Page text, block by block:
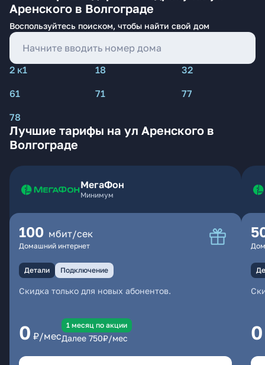
Аренского в Волгограде
Воспользуйтесь поиском, чтобы найти свой дом
2 к1 18
32
61
71
77
78
Лучшие тарифы на ул Аренского в
Волгограде
МегаФон
Минимум
100 мбит/сек
Домашний интернет
Детали Подключение
Скидка только для новых абонентов.
0 ₽/мес
1 месяц по акции
Далее 750₽/мес 0